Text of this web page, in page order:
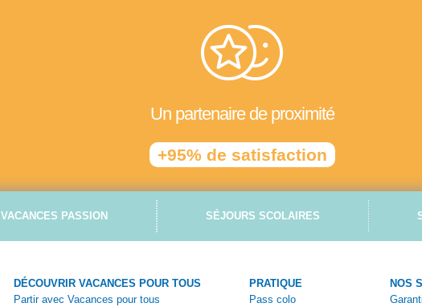
Un partenaire de proximité
+95% de satisfaction
VACANCES PASSION SÉJOURS SCOLAIRES
DÉCOUVRIR VACANCES POUR TOUS
Partir avec Vacances pour tous
PRATIQUE
Pass colo
NOS